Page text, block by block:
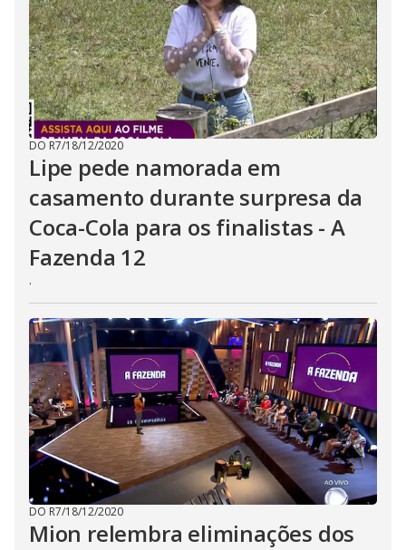
DO R7/18/12/2020
Lipe pede namorada em
casamento durante surpresa da
Coca-Cola para os finalistas - A
Fazenda 12
.
DO R7/18/12/2020
Mion relembra eliminações dos